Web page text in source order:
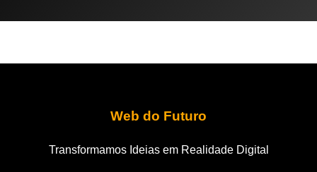
Web do Futuro
Transformamos Ideias em Realidade Digital